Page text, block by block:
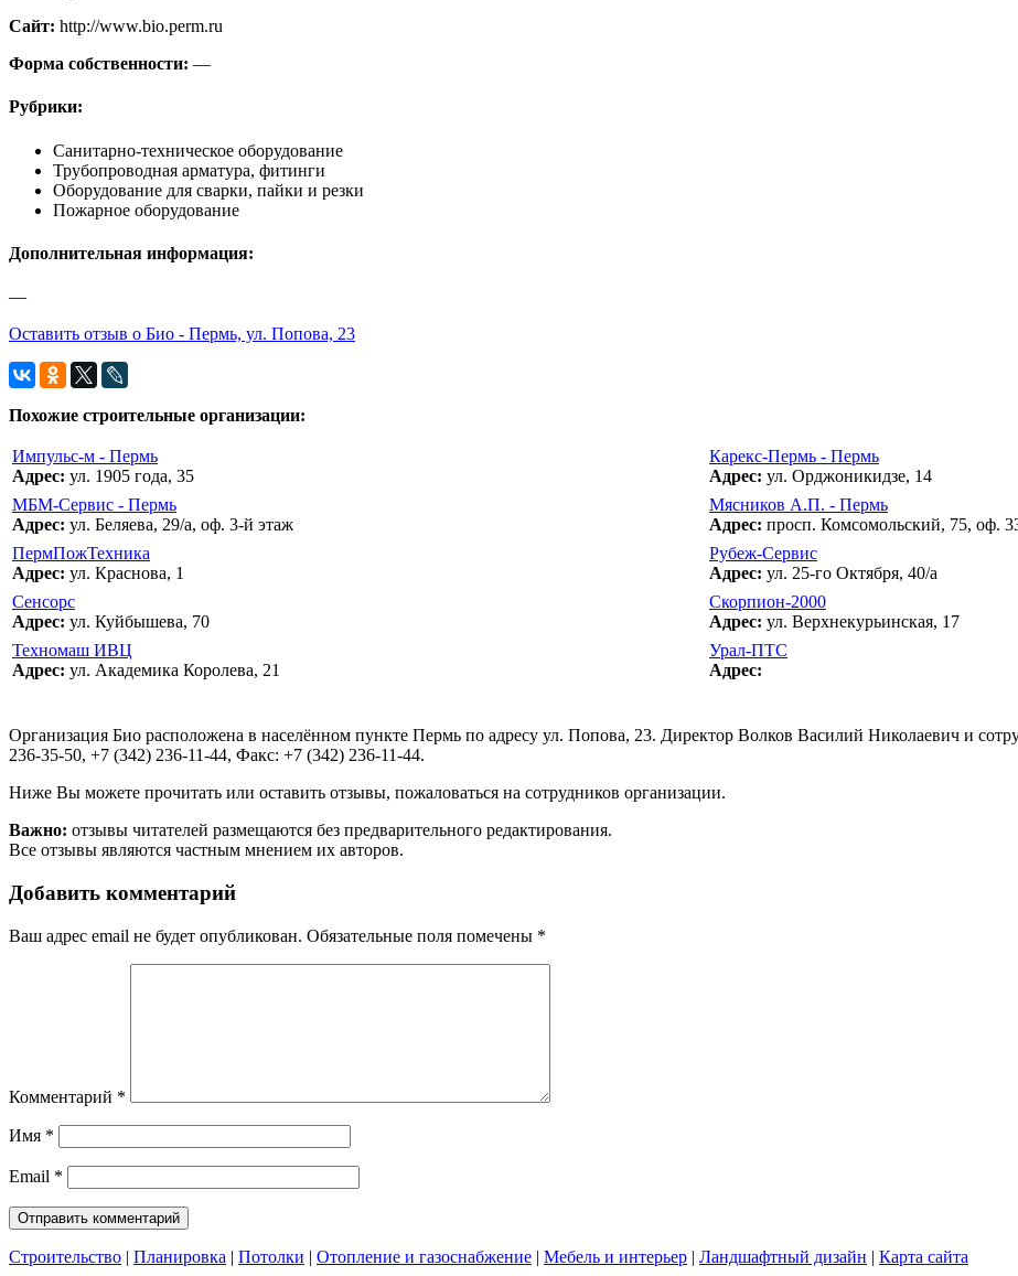
Сайт: http://www.bio.perm.ru
Форма собственности: —
Рубрики:
Санитарно-техническое оборудование
Трубопроводная арматура, фитинги
Оборудование для сварки, пайки и резки
Пожарное оборудование
Дополнительная информация:
—
Оставить отзыв о Био - Пермь, ул. Попова, 23
Похожие строительные организации:
Импульс-м - Пермь
Адрес: ул. 1905 года, 35
Карекс-Пермь - Пермь
Адрес: ул. Орджоникидзе, 14
МБМ-Сервис - Пермь
Адрес: ул. Беляева, 29/а, оф. 3-й этаж
Мясников А.П. - Пермь
Адрес: просп. Комсомольский, 75, оф.
ПермПожТехника
Адрес: ул. Краснова, 1
Рубеж-Сервис
Адрес: ул. 25-го Октября, 40/а
Сенсорс
Адрес: ул. Куйбышева, 70
Скорпион-2000
Адрес: ул. Верхнекурьинская, 17
Техномаш ИВЦ
Адрес: ул. Академика Королева, 21
Урал-ПТС
Адрес:
Организация Био расположена в населённом пункте Пермь по адресу ул. Попова, 23. Директор Волков Василий Николаевич и
236-35-50, +7 (342) 236-11-44, Факс: +7 (342) 236-11-44.
Ниже Вы можете прочитать или оставить отзывы, пожаловаться на сотрудников организации.
Важно: отзывы читателей размещаются без предварительного редактирования.
Все отзывы являются частным мнением их авторов.
Добавить комментарий
Ваш адрес email не будет опубликован. Обязательные поля помечены *
Комментарий *
Имя *
Email *
Строительство | Планировка | Потолки | Отопление и газоснабжение | Мебель и интерьер | Ландшафтный дизайн | Карта сайта